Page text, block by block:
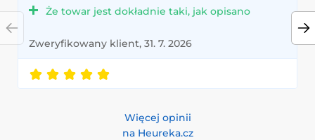
Że towar jest dokładnie taki, jak opisano
Zweryfikowany klient, 31. 7. 2026
Więcej opinii
na Heureka.cz